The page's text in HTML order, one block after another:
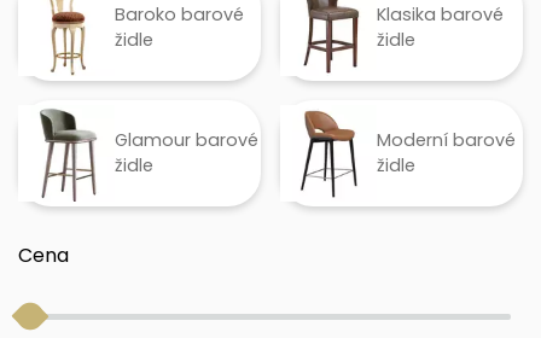
Baroko barové
židle
Klasika barové
židle
Glamour barové
židle
Moderní barové
židle
Cena